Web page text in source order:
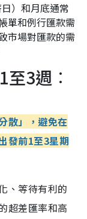
）和月底通常
單和例行匯款需
市場對匯款的需
3週︰
散」，避免在
發前1至3星期
、等待有利的
超差匯率和高